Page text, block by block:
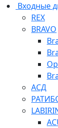
Входные
REX
BRAVO
АСД